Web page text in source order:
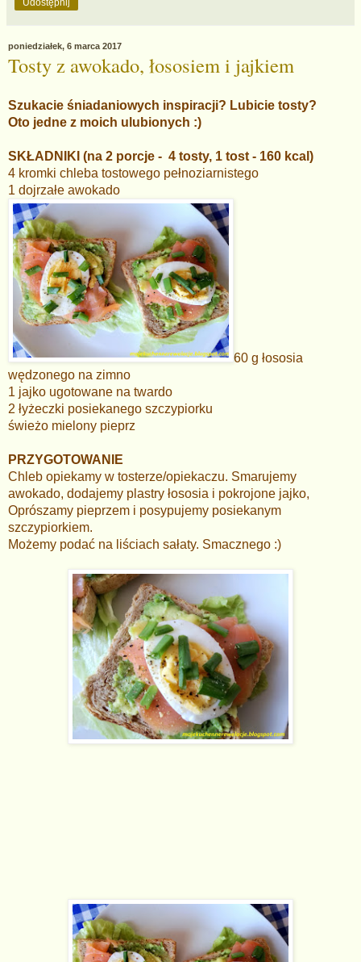
poniedziałek, 6 marca 2017
Tosty z awokado, łososiem i jajkiem
Szukacie śniadaniowych inspiracji? Lubicie tosty?
Oto jedne z moich ulubionych :)
SKŁADNIKI (na 2 porcje - 4 tosty, 1 tost - 160 kcal)
4 kromki chleba tostowego pełnoziarnistego
1 dojrzałe awokado
60 g łososia
wędzonego na zimno
1 jajko ugotowane na twardo
2 łyżeczki posiekanego szczypiorku
świeżo mielony pieprz
PRZYGOTOWANIE
Chleb opiekamy w tosterze/opiekaczu. Smarujemy
awokado, dodajemy plastry łososia i pokrojone jajko,
Oprószamy pieprzem i posypujemy posiekanym
szczypiorkiem.
Możemy podać na liściach sałaty. Smacznego :)